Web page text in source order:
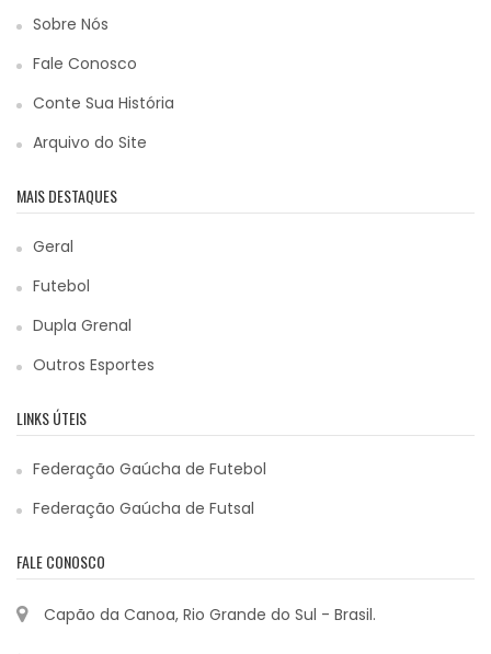
Sobre Nós
Fale Conosco
Conte Sua História
Arquivo do Site
MAIS DESTAQUES
Geral
Futebol
Dupla Grenal
Outros Esportes
LINKS ÚTEIS
Federação Gaúcha de Futebol
Federação Gaúcha de Futsal
FALE CONOSCO
Capão da Canoa, Rio Grande do Sul - Brasil.